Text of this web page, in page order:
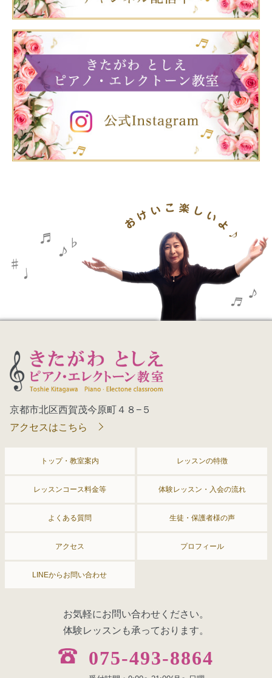
京都市北区西賀茂今原町４８−５
アクセスはこちら
トップ・教室案内 レッスンの特徴
レッスンコース料金等 体験レッスン・入会の流れ
よくある質問 生徒・保護者様の声
アクセス プロフィール
LINEからお問い合わせ
お気軽にお問い合わせください。
体験レッスンも承っております。
075-493-8864